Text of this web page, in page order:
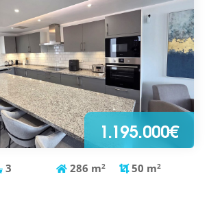
1.195.000€
3 286 m2 50 m2